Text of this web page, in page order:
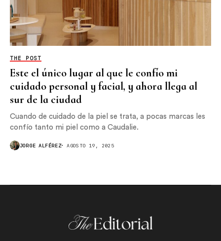
THE POST
Este el único lugar al que le confío mi
cuidado personal y facial, y ahora llega al
sur de la ciudad
Cuando de cuidado de la piel se trata, a pocas marcas les
confío tanto mi piel como a Caudalie.
JORGE ALFÉREZ AGOSTO 19, 2025